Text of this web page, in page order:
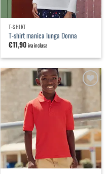
T-SHIRT
T-shirt manica lunga Donna
€11,90iva inclusa
Aggiungi
desideri